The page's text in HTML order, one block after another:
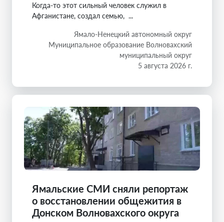
Когда-то этот сильный человек служил в
Афганистане, создал семью, ...
Ямало-Ненецкий автономный округ
Муниципальное образование Волновахский
муниципальный округ
5 августа 2026 г.
Ямальские СМИ сняли репортаж
о восстановлении общежития в
Донском Волновахского округа